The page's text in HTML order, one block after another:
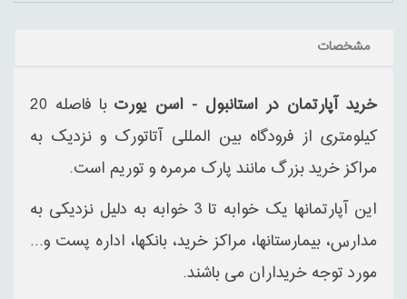
مشخصات
خرید آپارتمان در استانبول - اسن یورت
با فاصله 20
کیلومتری از فرودگاه بین المللی آتاتورک و نزدیک به
مراکز خرید بزرگ مانند پارک مرمره و توریم است.
این آپارتمانها یک خوابه تا 3 خوابه به دلیل نزدیکی به
مدارس، بیمارستانها، مراکز خرید، بانکها، اداره پست و...
مورد توجه خریداران می باشند.